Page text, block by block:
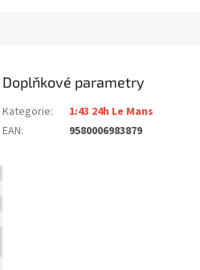
Doplňkové parametry
Kategorie:
1:43 24h Le Mans
EAN: 9580006983879